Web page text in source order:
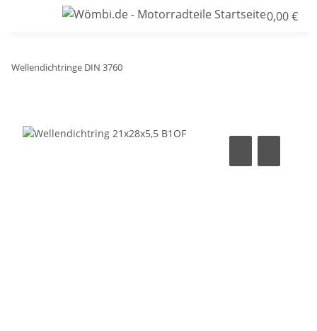
0,00 €
Wellendichtringe DIN 3760